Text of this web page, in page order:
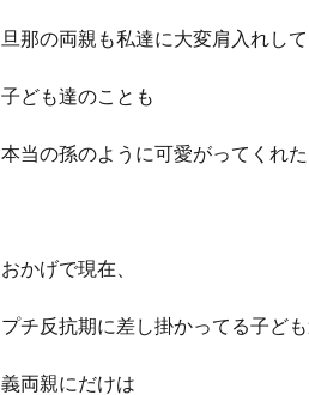
旦那の両親も私達に大変肩入れして
子ども達のことも
本当の孫のように可愛がってくれた
おかげで現在、
プチ反抗期に差し掛かってる子ども
義両親にだけは